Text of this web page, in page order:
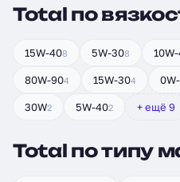
Total по
15W-408 5W-308
80W-904 15W-304
30W2 5W-402 + ещё 9
Total по типу